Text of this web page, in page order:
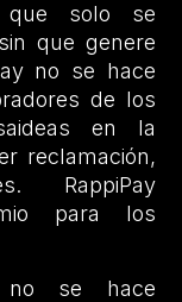
que solo se
que genere
no se hace
de los
en la
reclamación,
RappiPay
para los
no se hace